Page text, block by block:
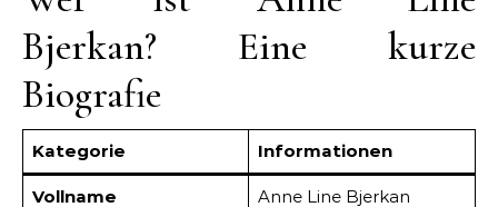
Bjerkan? Eine kurze
Biografie
Kategorie Informationen
Vollname Anne Line Bjerkan